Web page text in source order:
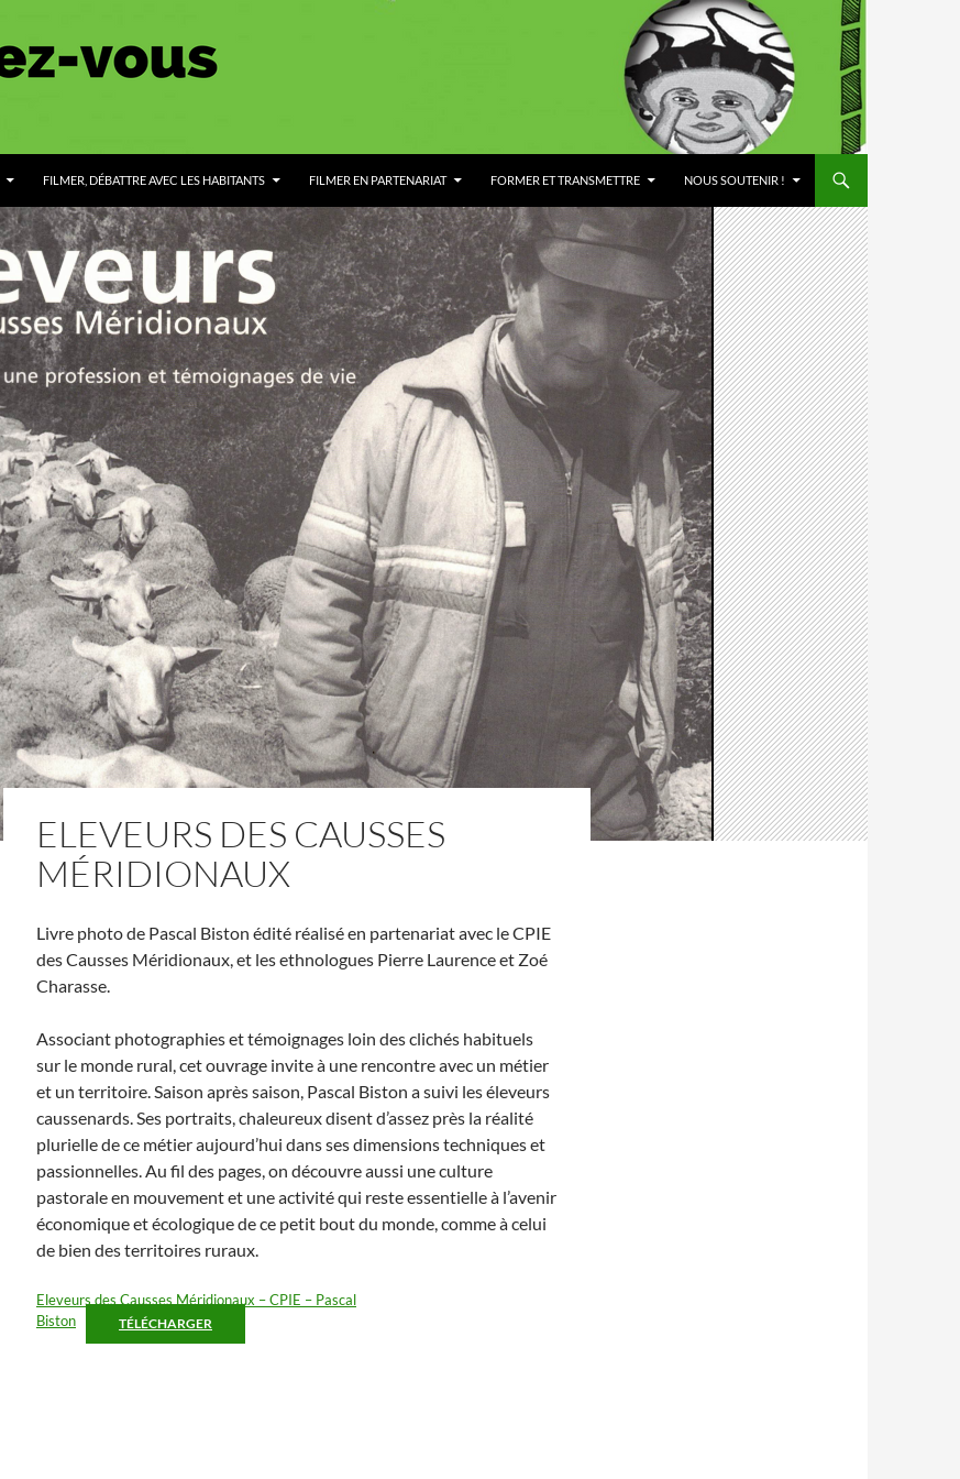
FILMER, DÉBATTRE AVEC LES HABITANTS FILMER EN PARTENARIAT FORMER ET TRANSMETTRE NOUS SOUTENIR !
ELEVEURS DES CAUSSES
MÉRIDIONAUX
Livre photo de Pascal Biston édité réalisé en partenariat avec le CPIE
des Causses Méridionaux, et les ethnologues Pierre Laurence et Zoé
Charasse.
Associant photographies et témoignages loin des clichés habituels
sur le monde rural, cet ouvrage invite à une rencontre avec un métier
et un territoire. Saison après saison, Pascal Biston a suivi les éleveurs
caussenards. Ses portraits, chaleureux disent d’assez près la réalité
plurielle de ce métier aujourd’hui dans ses dimensions techniques et
passionnelles. Au fil des pages, on découvre aussi une culture
pastorale en mouvement et une activité qui reste essentielle à l’avenir
économique et écologique de ce petit bout du monde, comme à celui
de bien des territoires ruraux.
Eleveurs des Causses Méridionaux – CPIE – Pascal
Biston
TÉLÉCHARGER